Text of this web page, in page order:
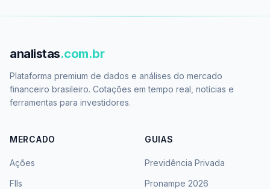
analistas.com.br
Plataforma premium de dados e análises do mercado
financeiro brasileiro. Cotações em tempo real, notícias e
ferramentas para investidores.
MERCADO
Ações
FIIs
GUIAS
Previdência Privada
Pronampe 2026